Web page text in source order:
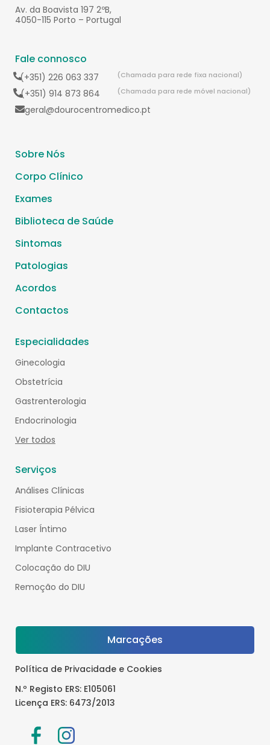
Av. da Boavista 197 2ºB,
4050-115 Porto – Portugal
Fale connosco
(+351) 226 063 337 (Chamada para rede fixa nacional)
(+351) 914 873 864 (Chamada para rede móvel nacional)
geral@dourocentromedico.pt
Sobre Nós
Corpo Clínico
Exames
Biblioteca de Saúde
Sintomas
Patologias
Acordos
Contactos
Especialidades
Ginecologia
Obstetrícia
Gastrenterologia
Endocrinologia
Ver todos
Serviços
Análises Clínicas
Fisioterapia Pélvica
Laser Íntimo
Implante Contracetivo
Colocação do DIU
Remoção do DIU
Marcações
Política de Privacidade e Cookies
N.º Registo ERS: E105061
Licença ERS: 6473/2013